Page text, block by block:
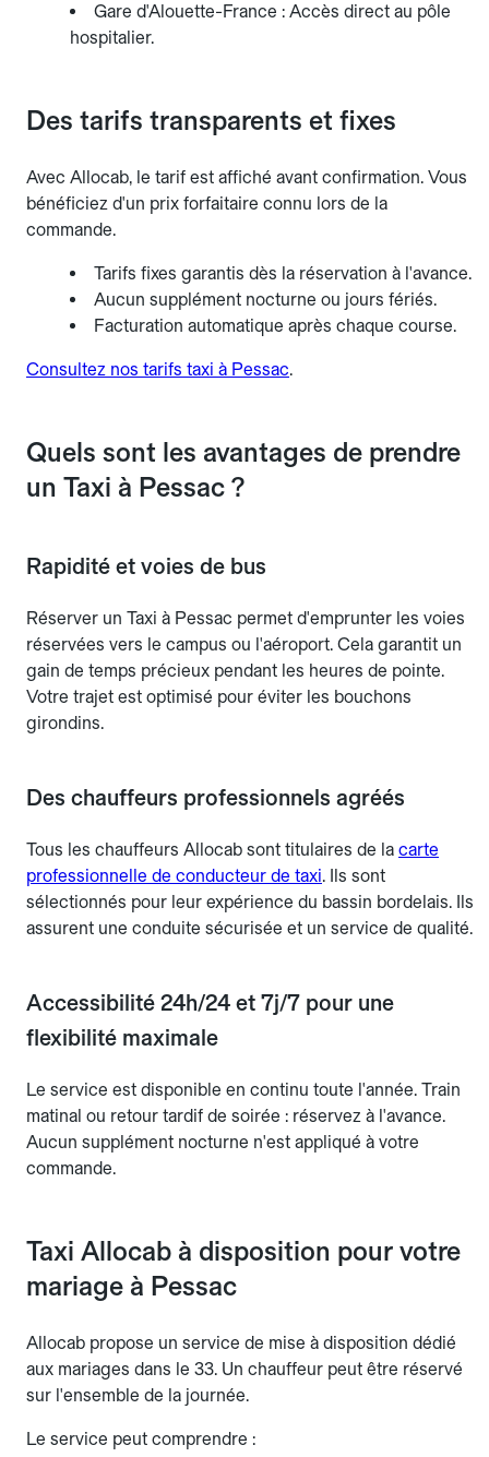
Gare d'Alouette-France : Accès direct au pôle
hospitalier.
Des tarifs transparents et fixes
Avec Allocab, le tarif est affiché avant confirmation. Vous
bénéficiez d'un prix forfaitaire connu lors de la
commande.
Tarifs fixes garantis dès la réservation à l'avance.
Aucun supplément nocturne ou jours fériés.
Facturation automatique après chaque course.
Consultez nos tarifs taxi à Pessac.
Quels sont les avantages de prendre
un Taxi à Pessac ?
Rapidité et voies de bus
Réserver un Taxi à Pessac permet d'emprunter les voies
réservées vers le campus ou l'aéroport. Cela garantit un
gain de temps précieux pendant les heures de pointe.
Votre trajet est optimisé pour éviter les bouchons
girondins.
Des chauffeurs professionnels agréés
Tous les chauffeurs Allocab sont titulaires de la carte
professionnelle de conducteur de taxi. Ils sont
sélectionnés pour leur expérience du bassin bordelais. Ils
assurent une conduite sécurisée et un service de qualité.
Accessibilité 24h/24 et 7j/7 pour une
flexibilité maximale
Le service est disponible en continu toute l'année. Train
matinal ou retour tardif de soirée : réservez à l'avance.
Aucun supplément nocturne n'est appliqué à votre
commande.
Taxi Allocab à disposition pour votre
mariage à Pessac
Allocab propose un service de mise à disposition dédié
aux mariages dans le 33. Un chauffeur peut être réservé
sur l'ensemble de la journée.
Le service peut comprendre :